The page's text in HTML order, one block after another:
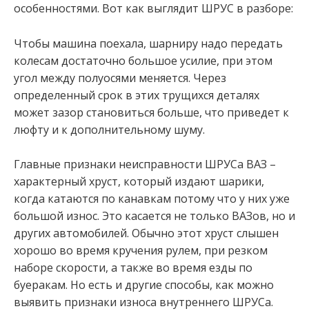
особенностями. Вот как выглядит ШРУС в разборе:
Чтобы машина поехала, шарниру надо передать
колесам достаточно большое усилие, при этом
угол между полуосями меняется. Через
определенный срок в этих трущихся деталях
может зазор становиться больше, что приведет к
люфту и к дополнительному шуму.
Главные признаки неисправности ШРУСа ВАЗ –
характерный хруст, который издают шарики,
когда катаются по канавкам потому что у них уже
большой износ. Это касается не только ВАЗов, но и
других автомобилей. Обычно этот хруст слышен
хорошо во время кручения рулем, при резком
наборе скорости, а также во время езды по
буеракам. Но есть и другие способы, как можно
выявить признаки износа внутреннего ШРУСа.